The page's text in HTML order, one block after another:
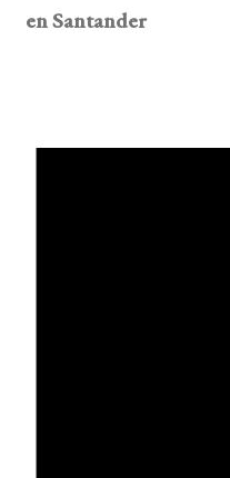
en Santander